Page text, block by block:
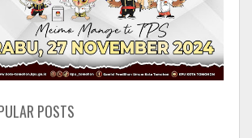
POSTS